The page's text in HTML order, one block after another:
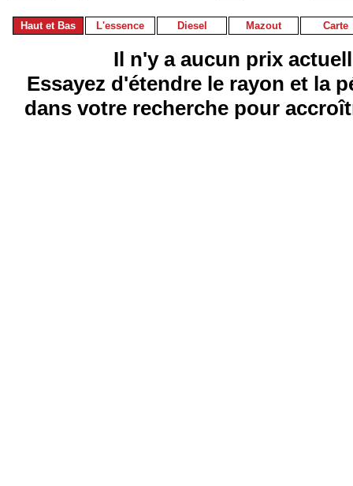
Haut et Bas L'essence Diesel Mazout Carte
Il n'y a aucun prix
Essayez d'étendre le rayon et la
dans votre recherche pour